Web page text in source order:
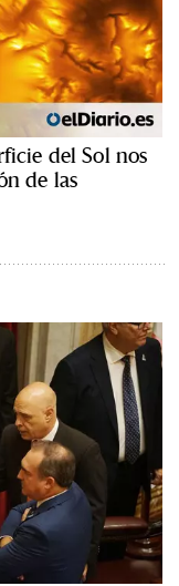
del Sol nos
de las